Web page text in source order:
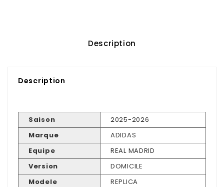
Description
Description
Saison
2025-2026
Marque
ADIDAS
Equipe
REAL MADRID
Version
DOMICILE
Modele
REPLICA